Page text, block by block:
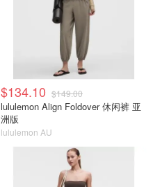
$134.10 $149.00
lululemon Align Foldover 休闲裤 亚
洲版
lululemon AU